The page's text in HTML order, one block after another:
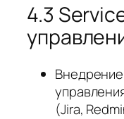
4.3
(Jira,